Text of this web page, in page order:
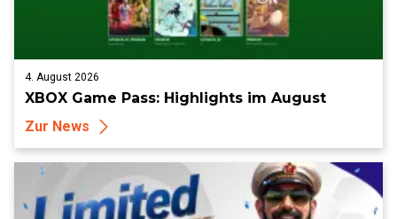
4. August 2026
XBOX Game Pass: Highlights im August
Zur News